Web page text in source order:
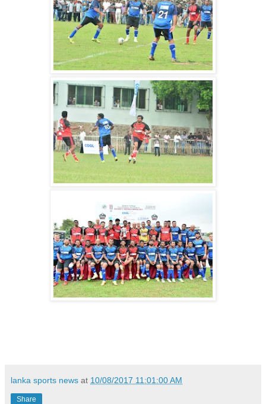
lanka sports news at 10/08/2017 11:01:00 AM
Share